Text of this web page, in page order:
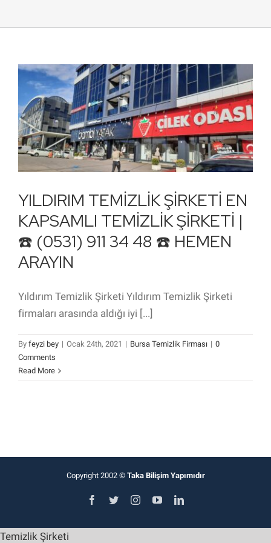
YILDIRIM TEMİZLİK ŞİRKETİ EN
KAPSAMLI TEMİZLİK ŞİRKETİ |
☎️ (0531) 911 34 48 ☎️ HEMEN
ARAYIN
Yıldırım Temizlik Şirketi Yıldırım Temizlik Şirketi
firmaları arasında aldığı iyi [...]
By feyzi bey | Ocak 24th, 2021 | Bursa Temizlik Firması | 0
Comments
Read More
Copyright 2002 © Taka Bilişim Yapımıdır
Facebook
TwitterInstagramYouTubeLinkedIn
Temizlik Şirketi